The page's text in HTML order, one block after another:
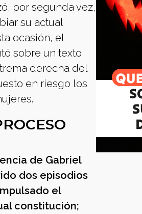
por segunda vez,
su actual
ocasión, el
sobre un texto
derecha del
en riesgo los
de Gabriel
dos episodios
el
constitución;